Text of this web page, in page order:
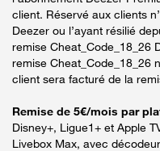
client. Réservé aux clients
Deezer ou l’ayant résilié
remise Cheat_Code_18_26
remise Cheat_Code_18_26
client sera facturé de la
Remise de 5€/mois par
Disney+, Ligue1+ et Apple
Livebox Max, avec